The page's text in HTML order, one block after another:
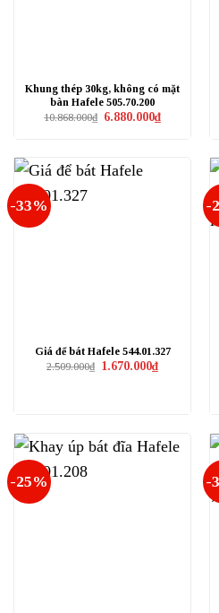
Khung thép 30kg, không có mặt
bàn Hafele 505.70.200
10.868.000₫ Giá
6.880.000₫Giá
hiện
6.880.000₫.
-33%
Giá để bát Hafele 544.01.327
2.509.000₫ Giá
1.670.000₫Giá
hiện
-
-25% -